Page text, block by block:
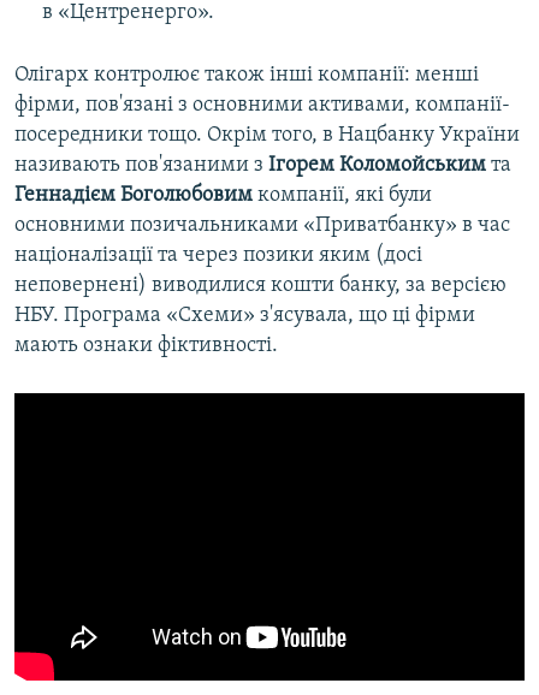
в «Центренерго».
Олігарх контролює також інші компанії: менші
фірми, пов'язані з основними активами, компанії-
посередники тощо. Окрім того, в Нацбанку України
називають пов'язаними з Ігорем Коломойським та
Геннадієм Боголюбовим компанії, які були
основними позичальниками «Приватбанку» в час
націоналізації та через позики яким (досі
неповернені) виводилися кошти банку, за версією
НБУ. Програма «Схеми» з'ясувала, що ці фірми
мають ознаки фіктивності.